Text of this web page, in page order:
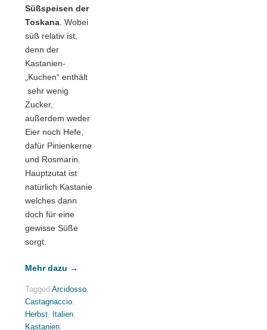
Süßspeisen der
Toskana . Wobei
süß relativ ist,
denn der
Kastanien-
„Kuchen“ enthält
sehr wenig
Zucker,
außerdem weder
Eier noch Hefe,
dafür Pinienkerne
und Rosmarin.
Hauptzutat ist
natürlich Kastanienmehl,
welches dann
doch für eine
gewisse Süße
sorgt.
Mehr dazu →
Tagged Arcidosso,
Castagnaccio,
Herbst, Italien,
Kastanien,